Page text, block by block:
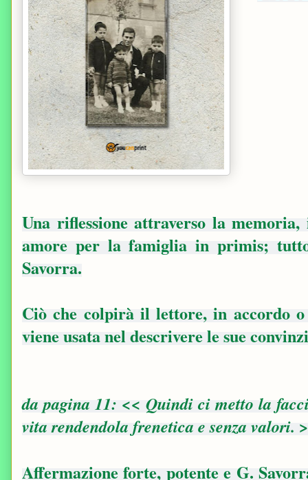
Una riflessione attraverso la
amore per la famiglia in primis;
Savorra.
Ciò che colpirà il lettore, in accordo
viene usata nel descrivere le sue
da pagina 11: << Quindi ci metto la
vita rendendola frenetica e senza valori.
Affermazione forte, potente e G.